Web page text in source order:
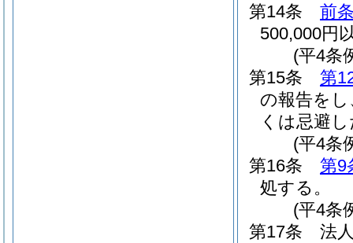
第14条
前
500,000円
(平4条
第15条
第
の報告を
くは忌避
(平4条
第16条
第9
処する。
(平4条
第17条
法